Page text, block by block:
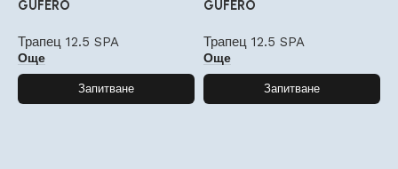
GUFERO
Трапец 12.5 SPA
Още
Запитване
GUFERO
Трапец 12.5 SPA
Още
Запитване